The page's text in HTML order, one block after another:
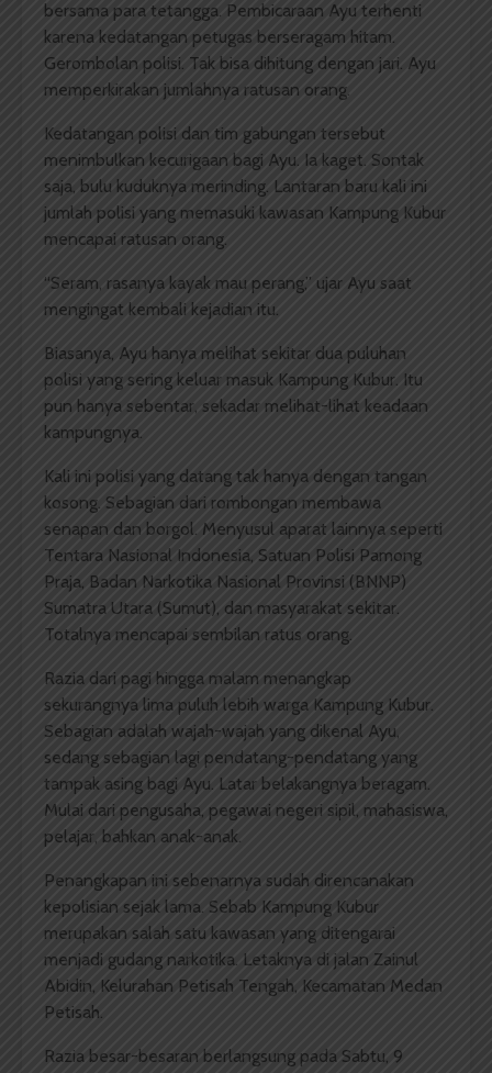
bersama para tetangga. Pembicaraan Ayu terhenti
karena kedatangan petugas berseragam hitam.
Gerombolan polisi. Tak bisa dihitung dengan jari. Ayu
memperkirakan jumlahnya ratusan orang.
Kedatangan polisi dan tim gabungan tersebut
menimbulkan kecurigaan bagi Ayu. Ia kaget. Sontak
saja, bulu kuduknya merinding. Lantaran baru kali ini
jumlah polisi yang memasuki kawasan Kampung Kubur
mencapai ratusan orang.
“Seram, rasanya kayak mau perang,” ujar Ayu saat
mengingat kembali kejadian itu.
Biasanya, Ayu hanya melihat sekitar dua puluhan
polisi yang sering keluar masuk Kampung Kubur. Itu
pun hanya sebentar, sekadar melihat-lihat keadaan
kampungnya.
Kali ini polisi yang datang tak hanya dengan tangan
kosong. Sebagian dari rombongan membawa
senapan dan borgol. Menyusul aparat lainnya seperti
Tentara Nasional Indonesia, Satuan Polisi Pamong
Praja, Badan Narkotika Nasional Provinsi (BNNP)
Sumatra Utara (Sumut), dan masyarakat sekitar.
Totalnya mencapai sembilan ratus orang.
Razia dari pagi hingga malam menangkap
sekurangnya lima puluh lebih warga Kampung Kubur.
Sebagian adalah wajah-wajah yang dikenal Ayu,
sedang sebagian lagi pendatang-pendatang yang
tampak asing bagi Ayu. Latar belakangnya beragam.
Mulai dari pengusaha, pegawai negeri sipil, mahasiswa,
pelajar, bahkan anak-anak.
Penangkapan ini sebenarnya sudah direncanakan
kepolisian sejak lama. Sebab Kampung Kubur
merupakan salah satu kawasan yang ditengarai
menjadi gudang narkotika. Letaknya di jalan Zainul
Abidin, Kelurahan Petisah Tengah, Kecamatan Medan
Petisah.
Razia besar-besaran berlangsung pada Sabtu, 9